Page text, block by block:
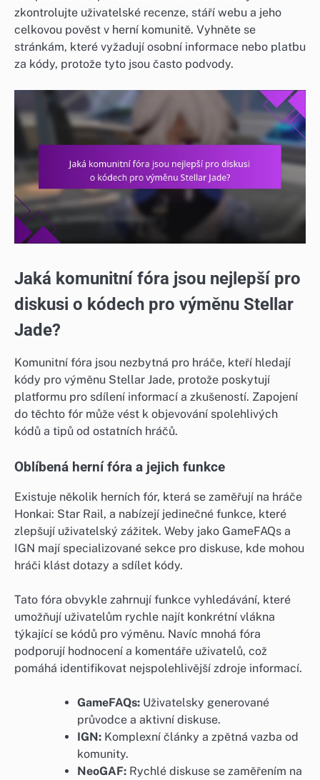
zkontrolujte uživatelské recenze, stáří webu a jeho
celkovou pověst v herní komunitě. Vyhněte se
stránkám, které vyžadují osobní informace nebo platbu
za kódy, protože tyto jsou často podvody.
Jaká komunitní fóra jsou nejlepší pro
diskusi o kódech pro výměnu Stellar
Jade?
Komunitní fóra jsou nezbytná pro hráče, kteří hledají
kódy pro výměnu Stellar Jade, protože poskytují
platformu pro sdílení informací a zkušeností. Zapojení
do těchto fór může vést k objevování spolehlivých
kódů a tipů od ostatních hráčů.
Oblíbená herní fóra a jejich funkce
Existuje několik herních fór, která se zaměřují na hráče
Honkai: Star Rail, a nabízejí jedinečné funkce, které
zlepšují uživatelský zážitek. Weby jako GameFAQs a
IGN mají specializované sekce pro diskuse, kde mohou
hráči klást dotazy a sdílet kódy.
Tato fóra obvykle zahrnují funkce vyhledávání, které
umožňují uživatelům rychle najít konkrétní vlákna
týkající se kódů pro výměnu. Navíc mnohá fóra
podporují hodnocení a komentáře uživatelů, což
pomáhá identifikovat nejspolehlivější zdroje informací.
GameFAQs: Uživatelsky generované
průvodce a aktivní diskuse.
IGN: Komplexní články a zpětná vazba od
komunity.
NeoGAF: Rychlé diskuse se zaměřením na